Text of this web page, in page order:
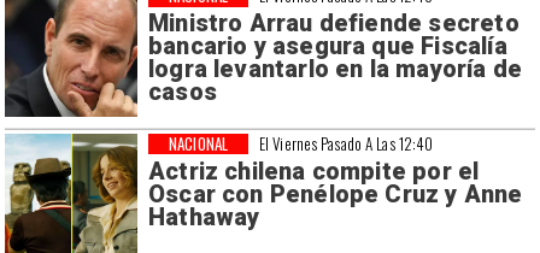
Ministro Arrau defiende secreto
bancario y asegura que Fiscalía
logra levantarlo en la mayoría de
casos
El Viernes Pasado A Las 12:40
Actriz chilena compite por el
Oscar con Penélope Cruz y Anne
Hathaway
NACIONAL